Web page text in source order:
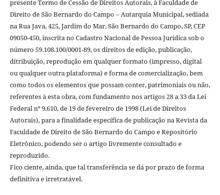
presente Termo de Cessão de Direitos Autorais, à Faculdade de
Direito de São Bernardo do Campo – Autarquia Municipal, sediada
na Rua Java, 425, Jardim do Mar, São Bernardo do Campo, SP, CEP
09050-450, inscrita no Cadastro Nacional de Pessoa Jurídica sob o
número 59.108.100/0001-89, os direitos de edição, publicação,
ditribuição, reprodução em qualquer formato (impresso, digital
ou qualquer outra plataforma) e forma de comercialização, bem
como todos os elementos que possam conter, patrimoniais ou não,
referentes à esta obra, com fundamento nos artigos 28 a 33 da Lei
Federal nº 9.610, de 19 de fevereiro de 1998 (Lei de Direitos
Autorais), para a finalidade específica de publicação na Revista da
Faculdade de Direito de São Bernardo do Campo e Repositório
Eletrônico, podendo ser o artigo livremente consultado e
reproduzido.
Fico ciente, ainda, que tal transferência se dá por prazo de forma
definitiva e irretratável.